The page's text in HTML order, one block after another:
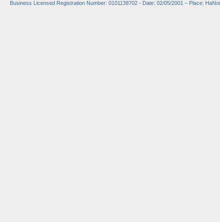
Business Licensed Registration Number: 0101138702 - Date: 02/05/2001 – Place: